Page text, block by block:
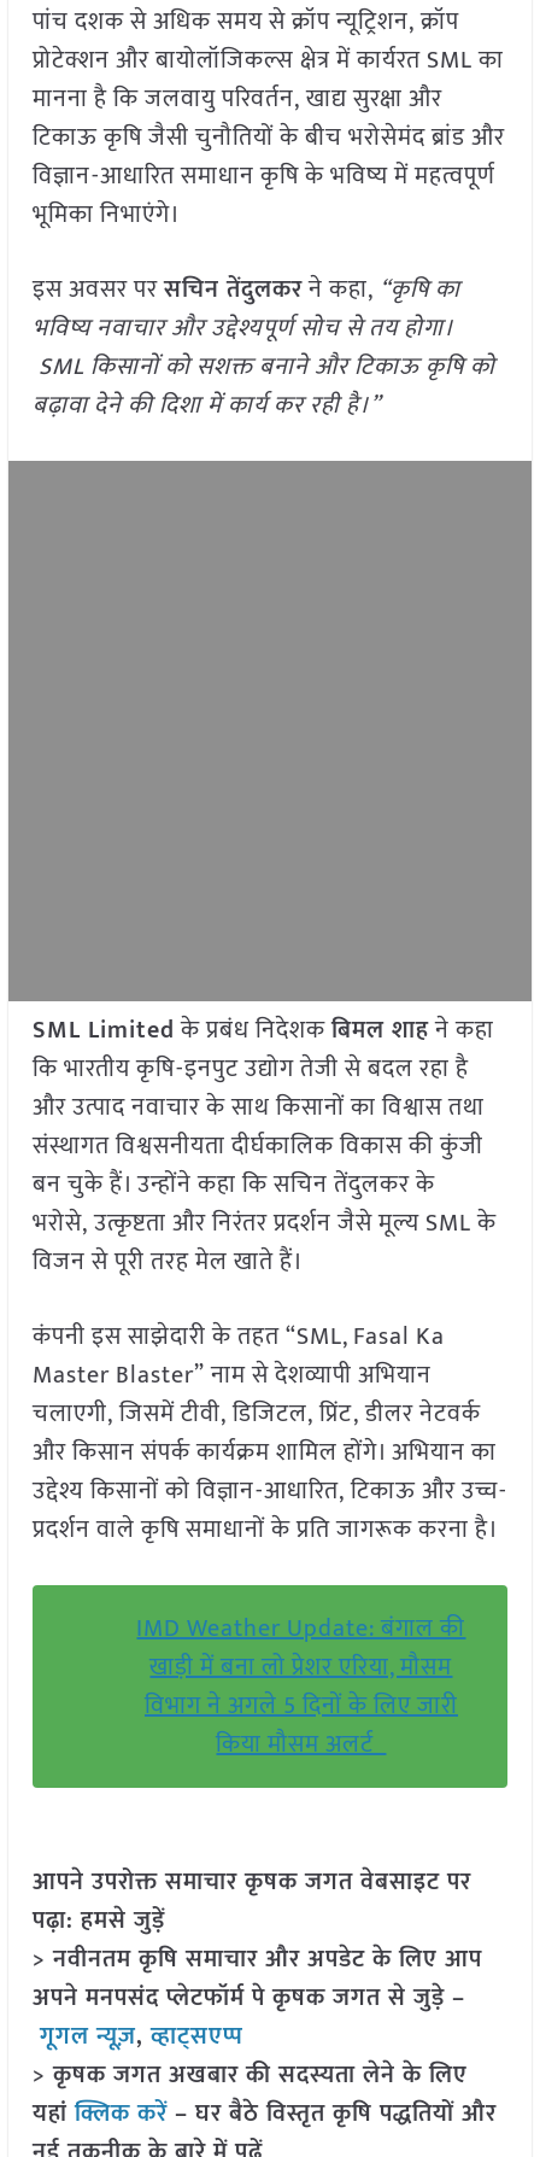
पांच दशक से अधिक समय से क्रॉप न्यूट्रिशन, क्रॉप
प्रोटेक्शन और बायोलॉजिकल्स क्षेत्र में कार्यरत SML का
मानना है कि जलवायु परिवर्तन, खाद्य सुरक्षा और
टिकाऊ कृषि जैसी चुनौतियों के बीच भरोसेमंद ब्रांड और
विज्ञान-आधारित समाधान कृषि के भविष्य में महत्वपूर्ण
भूमिका निभाएंगे।
इस अवसर परसचिन तेंदुलकरने कहा, “कृषि का
भविष्य नवाचार और उद्देश्यपूर्ण सोच से तय होगा।
SML किसानों को सशक्त बनाने और टिकाऊ कृषि को
बढ़ावा देने की दिशा में कार्य कर रही है।”
SML Limitedके प्रबंध निदेशकबिमल शाहने कहा
कि भारतीय कृषि-इनपुट उद्योग तेजी से बदल रहा है
और उत्पाद नवाचार के साथ किसानों का विश्वास तथा
संस्थागत विश्वसनीयता दीर्घकालिक विकास की कुंजी
बन चुके हैं। उन्होंने कहा कि सचिन तेंदुलकर के
भरोसे, उत्कृष्टता और निरंतर प्रदर्शन जैसे मूल्य SML के
विजन से पूरी तरह मेल खाते हैं।
कंपनी इस साझेदारी के तहत “SML, Fasal Ka
Master Blaster” नाम से देशव्यापी अभियान
चलाएगी, जिसमें टीवी, डिजिटल, प्रिंट, डीलर नेटवर्क
और किसान संपर्क कार्यक्रम शामिल होंगे। अभियान का
उद्देश्य किसानों को विज्ञान-आधारित, टिकाऊ और उच्च-
प्रदर्शन वाले कृषि समाधानों के प्रति जागरूक करना है।
IMD Weather Update: बंगाल की
खाड़ी में बना लो प्रेशर एरिया, मौसम
विभाग ने अगले 5 दिनों के लिए जारी
किया मौसम अलर्ट
आपने उपरोक्त समाचार कृषक जगत वेबसाइट पर
पढ़ा: हमसे जुड़ें
> नवीनतम कृषि समाचार और अपडेट के लिए आप
अपने मनपसंद प्लेटफॉर्म पे कृषक जगत से जुड़े –
गूगल न्यूज़,व्हाट्सएप्प
> कृषक जगत अखबार की सदस्यता लेने के लिए
यहांक्लिक करें– घर बैठे विस्तृत कृषि पद्धतियों और